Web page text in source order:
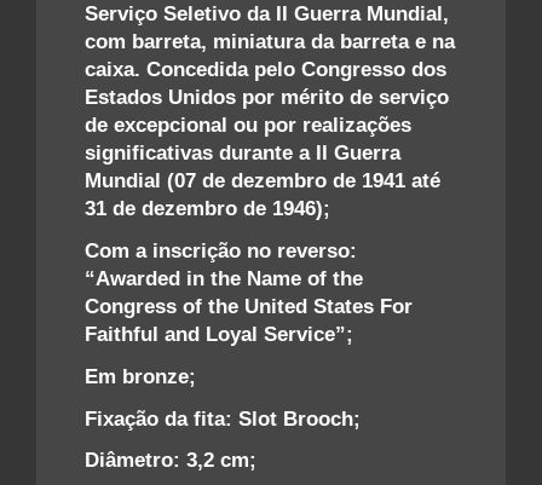
Serviço Seletivo da II Guerra Mundial,
com barreta, miniatura da barreta e na
caixa. Concedida pelo Congresso dos
Estados Unidos por mérito de serviço
de excepcional ou por realizações
significativas durante a II Guerra
Mundial (07 de dezembro de 1941 até
31 de dezembro de 1946);
Com a inscrição no reverso:
“Awarded in the Name of the
Congress of the United States For
Faithful and Loyal Service”;
Em bronze;
Fixação da fita: Slot Brooch;
Diâmetro: 3,2 cm;